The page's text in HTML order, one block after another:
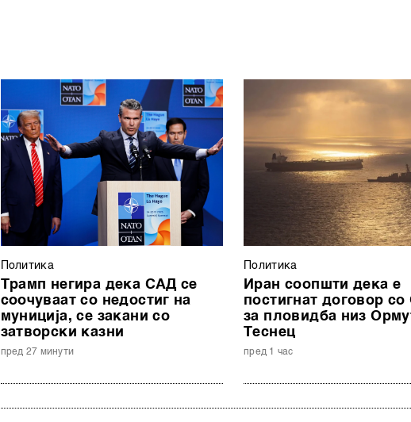
Политика
Трамп негира дека САД се
соочуваат со недостиг на
муниција, се закани со
затворски казни
пред 27 минути
Политика
Иран соопшти дека е
постигнат договор
за пловидба низ
Теснец
пред 1 час